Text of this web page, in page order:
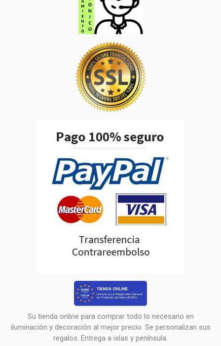
Su tienda online para comprar todo lo necesario en
iluminación y decoración al mejor precio. Se personalizan sus
regalos. Entrega a islas y península.